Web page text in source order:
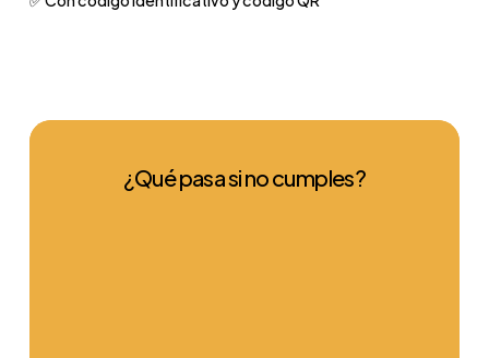
¿Qué pasa si no cumples?